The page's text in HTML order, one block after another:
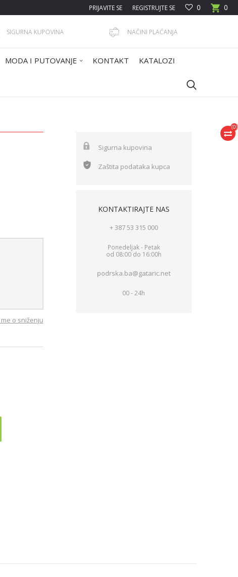
0
0
PRIJAVITE SE REGISTRUJTE SE
SIGURNA KUPOVINA NAČINI PLAĆANJA
MODA I PUTOVANJE KONTAKT KATALOZI
(0)
o sniženju
Sigurna kupovina
Zaštita podataka kupca
KONTAKTIRAJTE NAS
+ 387 53 315 000
Ponedeljak - Petak
od 08:00 do 16:00h
podrska.ba@gataric.net
00 - 24h